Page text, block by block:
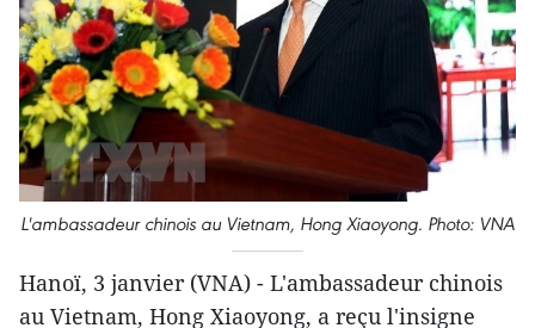
L'ambassadeur chinois au Vietnam, Hong Xiaoyong. Photo: VNA
Hanoï, 3 janvier (VNA) - L'ambassadeur chinois
au Vietnam, Hong Xiaoyong, a reçu l'insigne